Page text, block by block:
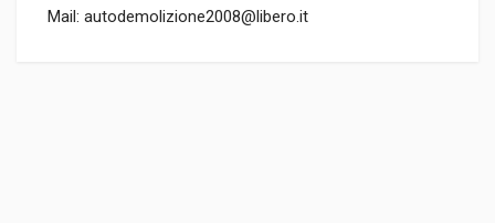
Mail: autodemolizione2008@libero.it